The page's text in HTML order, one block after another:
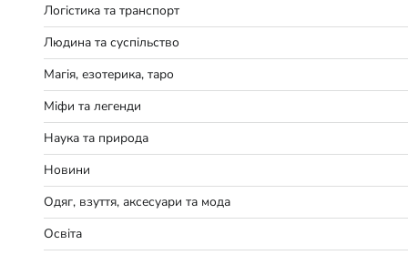
Логістика та транспорт
Людина та суспільство
Магія, езотерика, таро
Міфи та легенди
Наука та природа
Новини
Одяг, взуття, аксесуари та мода
Освіта